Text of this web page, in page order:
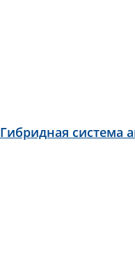
Гибридная система